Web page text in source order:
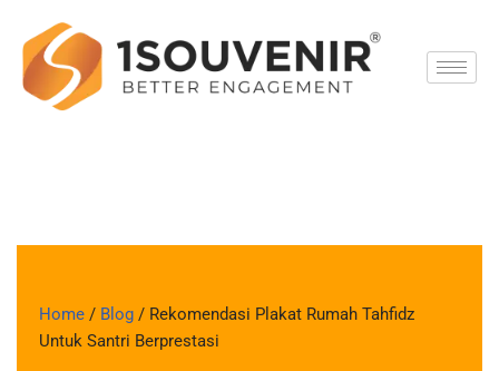
Skip
to
content
Home / Blog / Rekomendasi Plakat Rumah Tahfidz
Untuk Santri Berprestasi